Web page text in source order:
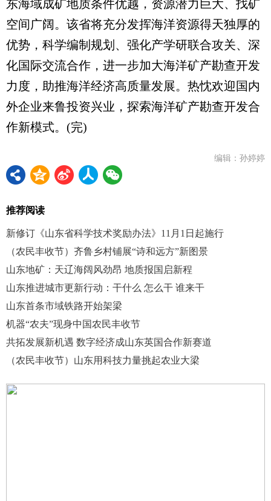
东海域成矿地质条件优越，资源潜力巨大、找矿
空间广阔。该省将充分发挥海洋资源得天独厚的
优势，科学编制规划、强化产学研联合攻关、深
化国际交流合作，进一步加大海洋矿产勘查开发
力度，助推海洋经济高质量发展。热忱欢迎国内
外企业来鲁投资兴业，探索海洋矿产勘查开发合
作新模式。(完)
编辑：孙婷婷
推荐阅读
新修订《山东省科学技术奖励办法》11月1日起施行
（农民丰收节）齐鲁乡村铺展“诗和远方”新图景
山东地矿：天辽海阔风劲昂 地质报国启新程
山东推进城市更新行动：干什么 怎么干 谁来干
山东首条市域铁路开始架梁
机器“农夫”现身中国农民丰收节
共拓发展新机遇 数字经济成山东英国合作新赛道
（农民丰收节）山东用科技力量挑起农业大梁